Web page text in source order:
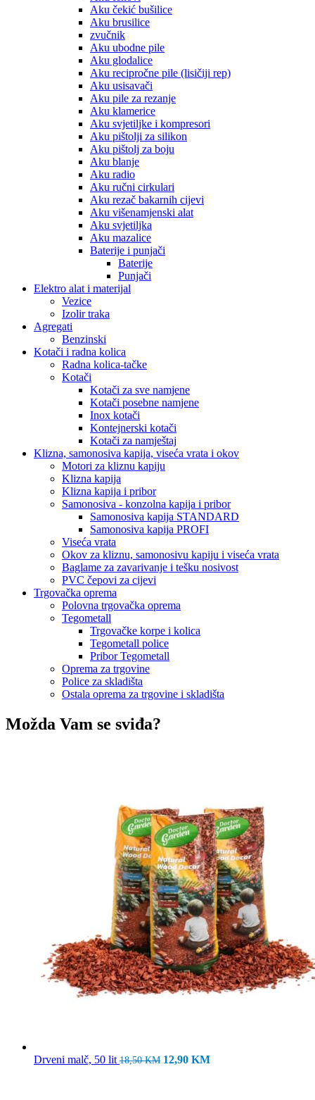
Aku čekić bušilice
Aku brusilice
zvučnik
Aku ubodne pile
Aku glodalice
Aku recipročne pile (lisičiji rep)
Aku usisavači
Aku pile za rezanje
Aku klamerice
Aku svjetiljke i kompresori
Aku pištolji za silikon
Aku pištolj za boju
Aku blanje
Aku radio
Aku ručni cirkulari
Aku rezač bakarnih cijevi
Aku višenamjenski alat
Aku svjetiljka
Aku mazalice
Baterije i punjači
Baterije
Punjači
Elektro alat i materijal
Vezice
Izolir traka
Agregati
Benzinski
Kotači i radna kolica
Radna kolica-tačke
Kotači
Kotači za sve namjene
Kotači posebne namjene
Inox kotači
Kontejnerski kotači
Kotači za namještaj
Klizna, samonosiva kapija, viseća vrata i okov
Motori za kliznu kapiju
Klizna kapija
Klizna kapija i pribor
Samonosiva - konzolna kapija i pribor
Samonosiva kapija STANDARD
Samonosiva kapija PROFI
Viseća vrata
Okov za kliznu, samonosivu kapiju i viseća vrata
Baglame za zavarivanje i tešku nosivost
PVC čepovi za cijevi
Trgovačka oprema
Polovna trgovačka oprema
Tegometall
Trgovačke korpe i kolica
Tegometall police
Pribor Tegometall
Oprema za trgovine
Police za skladišta
Ostala oprema za trgovine i skladišta
Možda Vam se sviđa?
Drveni malč, 50 lit 18,50KM Izvorna
12,90 KMTrenutna